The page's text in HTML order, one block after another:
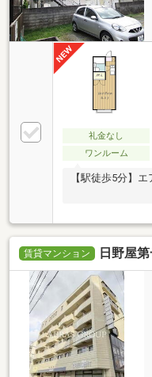
礼金なし
ワンルーム
【駅徒歩5分】
賃貸マンション 日野屋